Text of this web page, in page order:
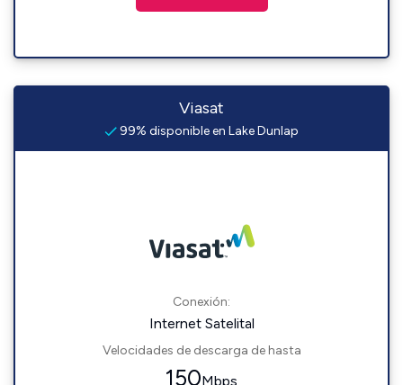
Viasat
99% disponible en Lake Dunlap
Conexión:
Internet Satelital
Velocidades de descarga de hasta
150Mbps